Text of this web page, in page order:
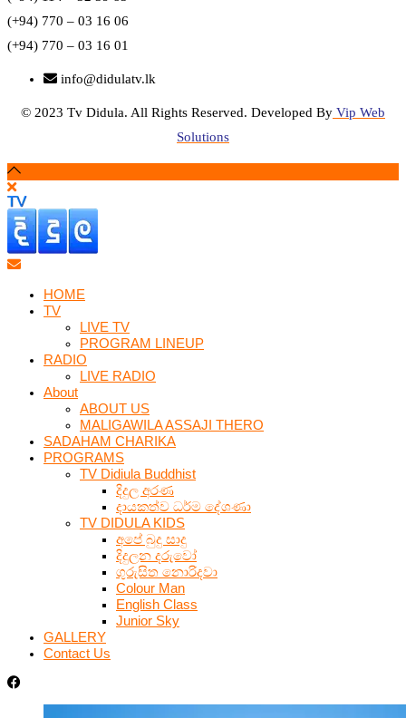
(+94) 770 – 03 16 06
(+94) 770 – 03 16 01
info@didulatv.lk
© 2023 Tv Didula. All Rights Reserved. Developed By Vip Web
Solutions
HOME
TV
LIVE TV
PROGRAM LINEUP
RADIO
LIVE RADIO
About
ABOUT US
MALIGAWILA ASSAJI THERO
SADAHAM CHARIKA
PROGRAMS
TV Didiula Buddhist
දිදුල අරණ
දායකත්ව ධර්ම දේශණා
TV DIDULA KIDS
අපේ බුදු සාදු
දිදුලන දරුවෝ
ගුරුසිත නොරිදවා
Colour Man
English Class
Junior Sky
GALLERY
Contact Us